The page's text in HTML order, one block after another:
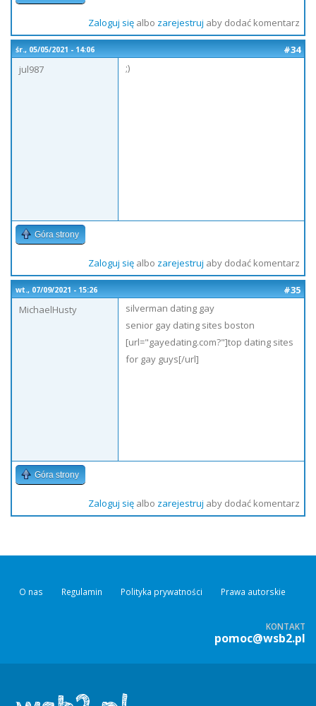
Zaloguj sięalbo zarejestruj aby dodać komentarz
śr., 05/05/2021 - 14:06
#34
jul987
;)
Góra strony
Zaloguj sięalbo zarejestruj aby dodać komentarz
wt., 07/09/2021 - 15:26
#35
MichaelHusty
silverman dating gay
senior gay dating sites boston
[url="gayedating.com?"]top dating sites
for gay guys[/url]
Góra strony
Zaloguj sięalbo zarejestruj aby dodać komentarz
O nas Regulamin Polityka prywatności Prawa autorskie
KONTAKT
pomoc@wsb2.pl